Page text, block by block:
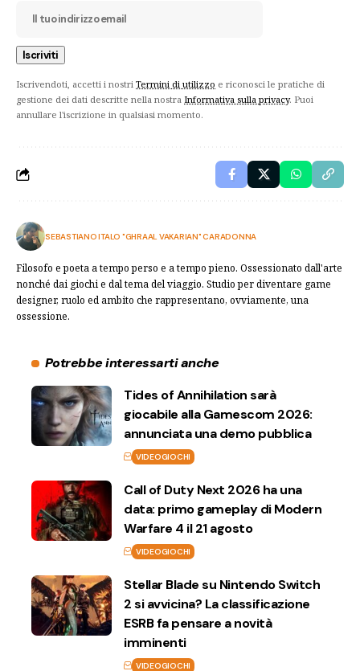
Iscrivendoti, accetti i nostri Termini di utilizzo e riconosci le pratiche di
gestione dei dati descritte nella nostra Informativa sulla privacy. Puoi
annullare l'iscrizione in qualsiasi momento.
SEBASTIANO ITALO "GHRAAL VAKARIAN" CARADONNA
Filosofo e poeta a tempo perso e a tempo pieno. Ossessionato dall'arte
nonché dai giochi e dal tema del viaggio. Studio per diventare game
designer, ruolo ed ambito che rappresentano, ovviamente, una
ossessione.
Potrebbe interessarti anche
Tides of Annihilation sarà
giocabile alla Gamescom 2026:
annunciata una demo pubblica
VIDEOGIOCHI
Call of Duty Next 2026 ha una
data: primo gameplay di Modern
Warfare 4 il 21 agosto
VIDEOGIOCHI
Stellar Blade su Nintendo Switch
2 si avvicina? La classificazione
ESRB fa pensare a novità
imminenti
VIDEOGIOCHI